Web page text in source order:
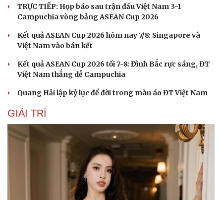
TRỰC TIẾP: Họp báo sau trận đấu Việt Nam 3-1
Campuchia vòng bảng ASEAN Cup 2026
Kết quả ASEAN Cup 2026 hôm nay 7/8: Singapore và
Việt Nam vào bán kết
Kết quả ASEAN Cup 2026 tối 7-8: Đình Bắc rực sáng, ĐT
Việt Nam thắng dễ Campuchia
Quang Hải lập kỷ lục để đời trong màu áo ĐT Việt Nam
GIẢI TRÍ